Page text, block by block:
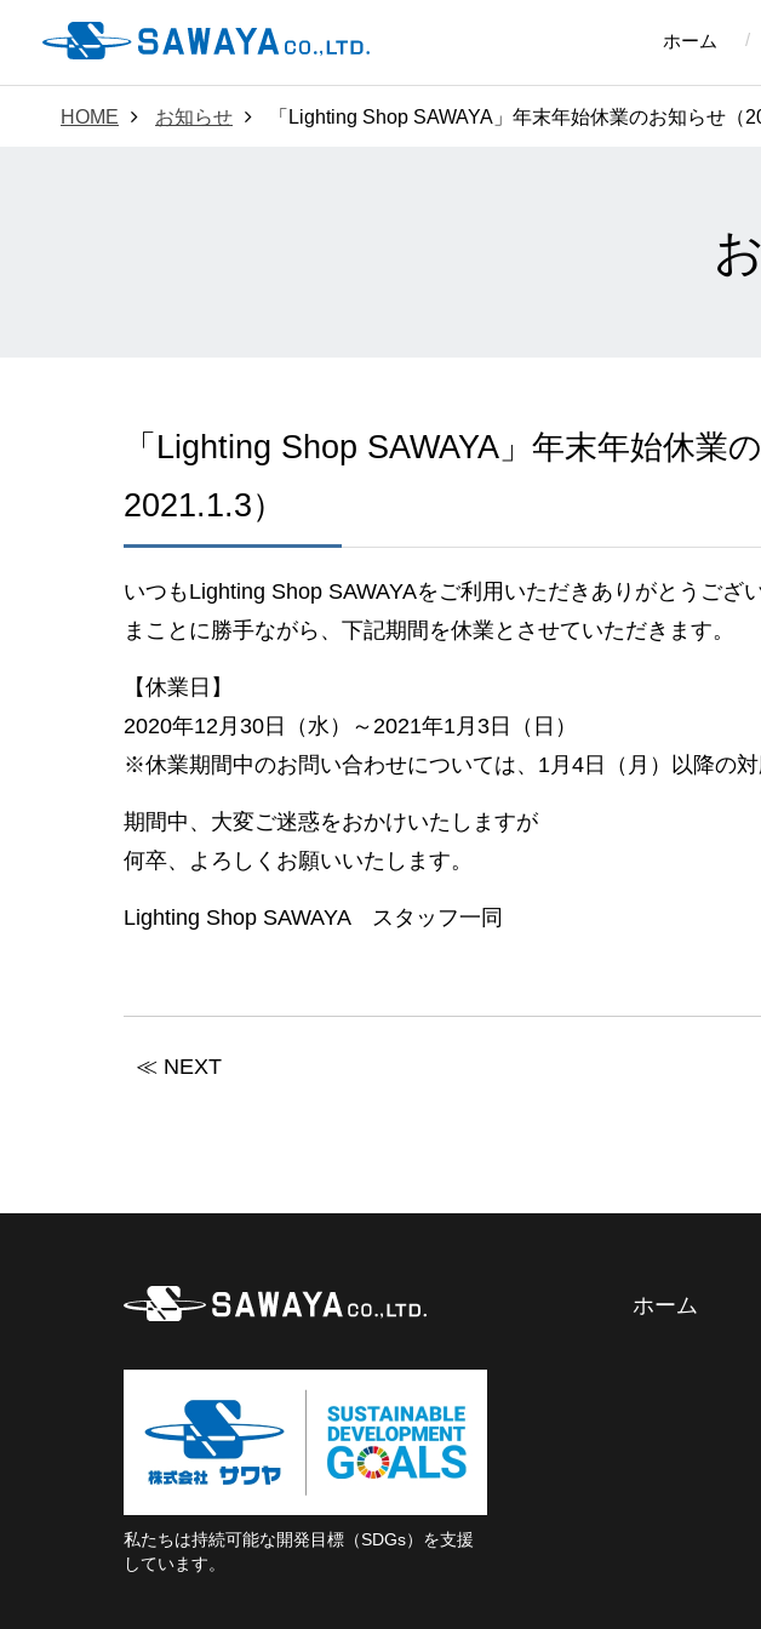
ホーム
HOME お知らせ 「Lighting Shop SAWAYA」年末年始休業のお知らせ（
「Lighting Shop SAWAYA」年末年始休業
2021.1.3）
いつもLighting Shop SAWAYAをご利用いただきありがとうござい
まことに勝手ながら、下記期間を休業とさせていただきます。
【休業日】
2020年12月30日（水）～2021年1月3日（日）
※休業期間中のお問い合わせについては、1月4日（月）以降の対
期間中、大変ご迷惑をおかけいたしますが
何卒、よろしくお願いいたします。
Lighting Shop SAWAYA スタッフ一同
≪ NEXT
ホーム
私たちは持続可能な開発目標（SDGs）を支援
しています。